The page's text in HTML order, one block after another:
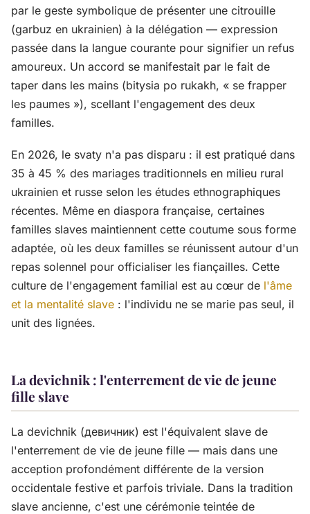
par le geste symbolique de présenter une citrouille
(garbuz en ukrainien) à la délégation — expression
passée dans la langue courante pour signifier un refus
amoureux. Un accord se manifestait par le fait de
taper dans les mains (bitysia po rukakh, « se frapper
les paumes »), scellant l'engagement des deux
familles.
En 2026, le svaty n'a pas disparu : il est pratiqué dans
35 à 45 % des mariages traditionnels en milieu rural
ukrainien et russe selon les études ethnographiques
récentes. Même en diaspora française, certaines
familles slaves maintiennent cette coutume sous forme
adaptée, où les deux familles se réunissent autour d'un
repas solennel pour officialiser les fiançailles. Cette
culture de l'engagement familial est au cœur de l'âme
et la mentalité slave : l'individu ne se marie pas seul, il
unit des lignées.
La devichnik : l'enterrement de vie de jeune
fille slave
La devichnik (девичник) est l'équivalent slave de
l'enterrement de vie de jeune fille — mais dans une
acception profondément différente de la version
occidentale festive et parfois triviale. Dans la tradition
slave ancienne, c'est une cérémonie teintée de